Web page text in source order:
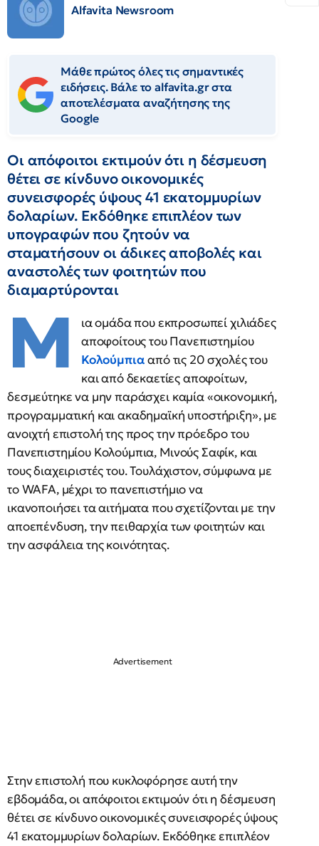
Alfavita Newsroom
Μάθε πρώτος όλες τις σημαντικές
ειδήσεις. Βάλε το alfavita.gr στα
αποτελέσματα αναζήτησης της
Google
Οι απόφοιτοι εκτιμούν ότι η δέσμευση
θέτει σε κίνδυνο οικονομικές
συνεισφορές ύψους 41 εκατομμυρίων
δολαρίων. Εκδόθηκε επιπλέον των
υπογραφών που ζητούν να
σταματήσουν οι άδικες αποβολές και
αναστολές των φοιτητών που
διαμαρτύρονται
Μ
ια ομάδα που εκπροσωπεί χιλιάδες
αποφοίτους του Πανεπιστημίου
Κολούμπιααπό τις 20 σχολές του
και από δεκαετίες αποφοίτων,
δεσμεύτηκε να μην παράσχει καμία «οικονομική,
προγραμματική και ακαδημαϊκή υποστήριξη», με
ανοιχτή επιστολή της προς την πρόεδρο του
Πανεπιστημίου Κολούμπια, Μινούς Σαφίκ, και
τους διαχειριστές του. Τουλάχιστον, σύμφωνα με
το WAFA, μέχρι το πανεπιστήμιο να
ικανοποιήσει τα αιτήματα που σχετίζονται με την
αποεπένδυση, την πειθαρχία των φοιτητών και
την ασφάλεια της κοινότητας.
Στην επιστολή που κυκλοφόρησε αυτή την
εβδομάδα, οι απόφοιτοι εκτιμούν ότι η δέσμευση
θέτει σε κίνδυνο οικονομικές συνεισφορές ύψους
41 εκατομμυρίων δολαρίων. Εκδόθηκε επιπλέον